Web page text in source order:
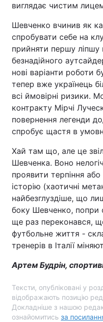
виглядає чистим
Шевченко вчинив як
спробувати себе на
прийняти першу ліпшу
безнадійного
нові варіанти роботи
тепер вже українець
всі ймовірні ризики.
контракту Мірчі
повернення легенди
спробує щастя в
Хай там що, але це
Шевченка. Воно
проявити терпіння
історію (хаотичні
найбезглуздіше, що
боку Шевченко, попри
ще раз переконався,
футбольне життя -
тренерів в Італії
Артем Будрін,
Тексти, опубліковані у
відображають позицію
Докладніше з нашою
ознайомитись за